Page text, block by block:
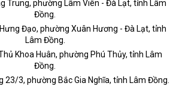
Trung, phường Lâm Viên - Đà Lạt, tỉnh Lâm
Đồng.
Đạo, phường Xuân Hương - Đà Lạt, tỉnh
Lâm Đồng.
Khoa Huân, phường Phú Thủy, tỉnh Lâm
Đồng.
23/3, phường Bắc Gia Nghĩa, tỉnh Lâm Đồng.